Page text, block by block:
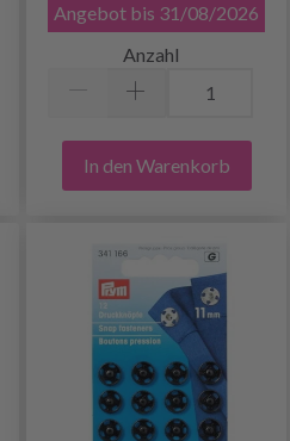
Angebot bis 31/08/2026
Anzahl
In den Warenkorb